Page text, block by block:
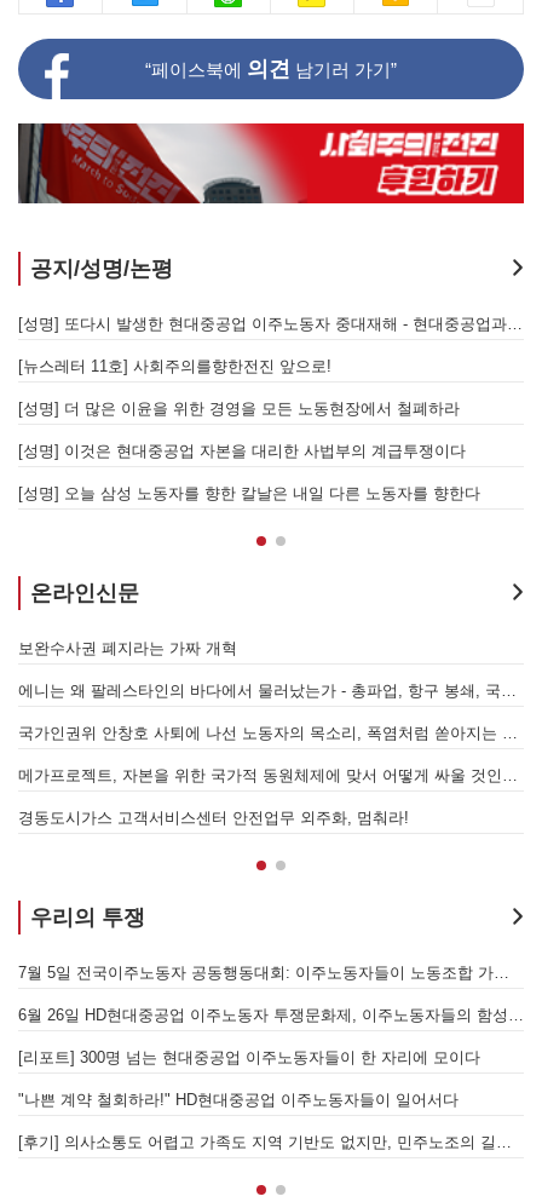
“페이스북에 의견 남기러 가기”
공지/성명/논평
[뉴스레터 11호] 사회주의를향한전진 앞으로!
[성명] 더 많은 이윤을 위한 경영을 모든 노동현장에서 철폐하라
[성명] 이것은 현대중공업 자본을 대리한 사법부의 계급투쟁이다
[성명] 오늘 삼성 노동자를 향한 칼날은 내일 다른 노동자를 향한다
온라인신문
보완수사권 폐지라는 가짜 개혁
경동도시가스 고객서비스센터 안전업무 외주화, 멈춰라!
우리의 투쟁
[리포트] 300명 넘는 현대중공업 이주노동자들이 한 자리에 모이다
"나쁜 계약 철회하라!" HD현대중공업 이주노동자들이 일어서다